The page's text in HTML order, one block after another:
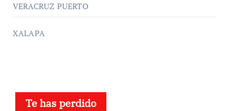
VERACRUZ PUERTO
XALAPA
Te has perdido